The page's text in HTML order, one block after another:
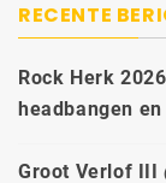
RECENTE
Rock Herk
headbangen
Groot Verlof III